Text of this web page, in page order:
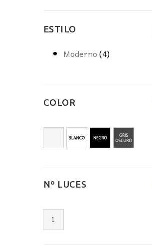
ESTILO
Moderno(4)
COLOR
Nº LUCES
1